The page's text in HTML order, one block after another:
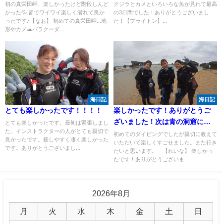
初の真栄田岬、楽しかったけど階段しんど
かった💦 皆でワイワイ楽しく潜れて良か
ったです♪【なお】 初めての真栄田岬...地
形やカメ🐢バラクーダ...
クジラとカメといろいろな魚が見れて最高
の3日間でした！ありがとうございまし
た！【ブライトン】...
海日記
とても楽しかったです！！！！
とても楽しかったです。最初は緊張しまし
た。インストラクターの人がとても親切で
良かったです。接しやすく凄く楽しかった
です。ありがとうございまし...
海日記
楽しかったです！ありがとうご
ざいました！次は青の洞窟に行
きたいな～！！
初めてのダイビングでしたが親切に教えて
いただいて楽しくすごせました。また行き
たいと思います。 【れいな】 楽しかっ
たです！ありがとうございま...
2026年8月
月 火 水 木 金 土 日